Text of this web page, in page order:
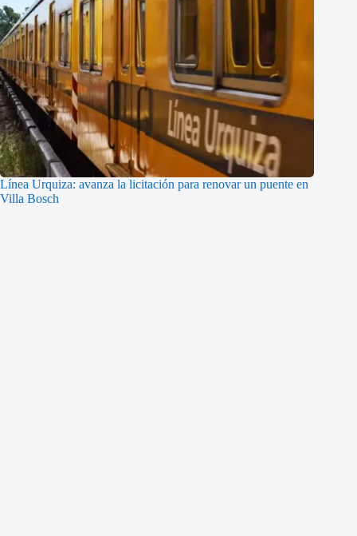
Línea Urquiza: avanza la licitación para renovar un puente en
Villa Bosch